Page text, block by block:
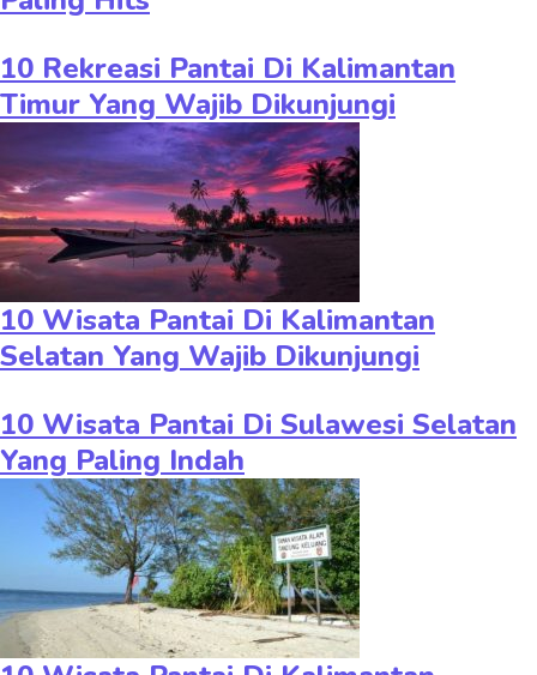
10 Rekreasi Pantai Di Kalimantan
Timur Yang Wajib Dikunjungi
10 Wisata Pantai Di Kalimantan
Selatan Yang Wajib Dikunjungi
10 Wisata Pantai Di Sulawesi Selatan
Yang Paling Indah